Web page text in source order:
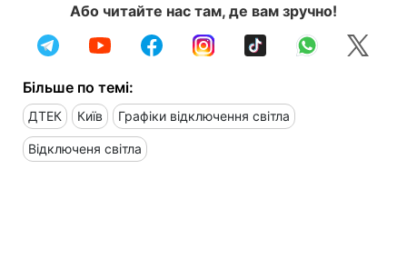
Або читайте нас там, де вам зручно!
Більше по темі:
ДТЕК Київ Графіки відключення світла
Відключеня світла